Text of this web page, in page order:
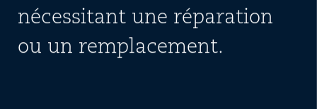
nécessitant une réparation
ou un remplacement.